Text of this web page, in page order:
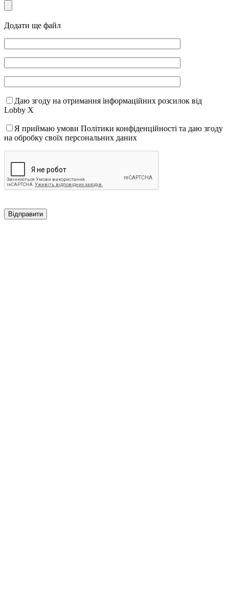
Додати ще файл
Даю згоду на отримання інформаційних розсилок від
Lobby X
Я приймаю умови Політики конфіденційності та даю згоду
на обробку своїх персональних даних